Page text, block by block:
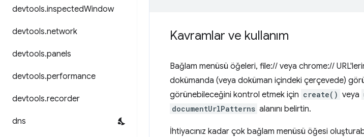
devtools.inspectedWindow
devtools.network
devtools.panels
devtools.performance
devtools.recorder
dns
Kavramlar ve kullanım
Bağlam menüsü öğeleri, file:// veya chrome://
dokümanda (veya doküman içindeki çerçevede)
görünebileceğini kontrol etmek için create() veya
documentUrlPatterns alanını belirtin.
İhtiyacınız kadar çok bağlam menüsü öğesi